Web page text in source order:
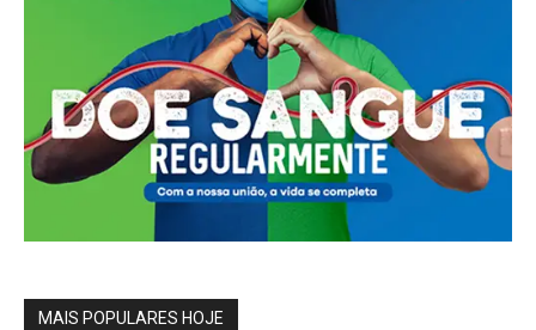
MAIS POPULARES HOJE